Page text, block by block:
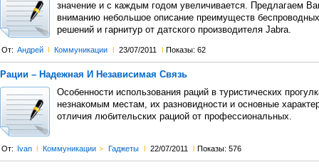
значение и с каждым годом увеличивается. Предлагаем
вниманию небольшое описание преимуществ
решений и гарнитур от датского производителя Jabra.
От: Андрей l Коммуникации l 23/07/2011 l Показы: 62
Рации – Надежная И Независимая Связь
Особенности использования раций в туристических
незнакомым местам, их разновидности и основные
отличия любительских рациой от профессиональных.
От: Ivan l Коммуникации > Гаджеты l 22/07/2011 l Показы: 576